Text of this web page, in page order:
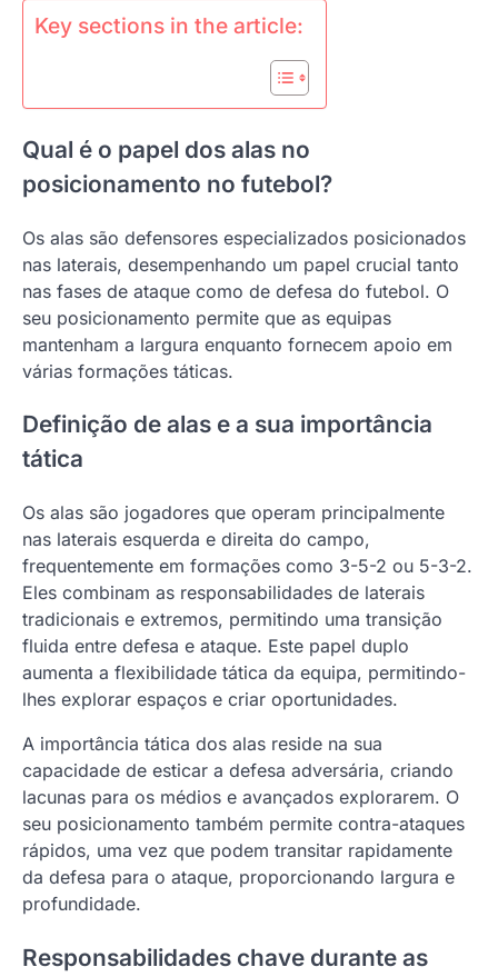
Key sections in the article:
Qual é o papel dos alas no
posicionamento no futebol?
Os alas são defensores especializados posicionados
nas laterais, desempenhando um papel crucial tanto
nas fases de ataque como de defesa do futebol. O
seu posicionamento permite que as equipas
mantenham a largura enquanto fornecem apoio em
várias formações táticas.
Definição de alas e a sua importância
tática
Os alas são jogadores que operam principalmente
nas laterais esquerda e direita do campo,
frequentemente em formações como 3-5-2 ou 5-3-2.
Eles combinam as responsabilidades de laterais
tradicionais e extremos, permitindo uma transição
fluida entre defesa e ataque. Este papel duplo
aumenta a flexibilidade tática da equipa, permitindo-
lhes explorar espaços e criar oportunidades.
A importância tática dos alas reside na sua
capacidade de esticar a defesa adversária, criando
lacunas para os médios e avançados explorarem. O
seu posicionamento também permite contra-ataques
rápidos, uma vez que podem transitar rapidamente
da defesa para o ataque, proporcionando largura e
profundidade.
Responsabilidades chave durante as